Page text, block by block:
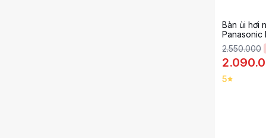
Bàn ủi hơi
Panasonic
2.550.000
5